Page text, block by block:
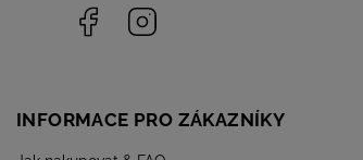
Facebook
INFORMACE PRO ZÁKAZNÍKY